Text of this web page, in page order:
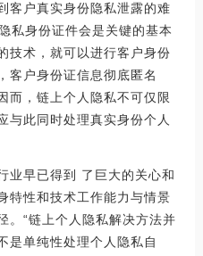
客户真实身份隐私泄露的难
私身份证件会是关键的基本
技术，就可以进行客户身份
客户身份证信息彻底匿名
而，链上个人隐私不可仅限
与此同时处理真实身份个人
业早已得到 了巨大的关心和
特性和技术工作能力与情景
。“链上个人隐私解决方法并
是单纯性处理个人隐私自